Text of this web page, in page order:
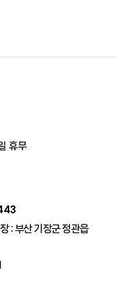
: 부산 기장군 정관읍
휴무